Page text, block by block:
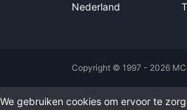
Nederland
Copyright © 1997 - 2026
We gebruiken cookies om ervoor te